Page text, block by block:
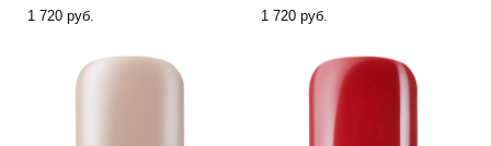
1 720 pуб.
1 720 pуб.